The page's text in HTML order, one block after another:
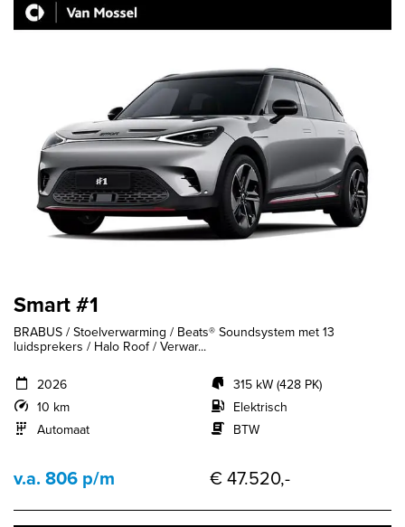
Smart #1
BRABUS / Stoelverwarming / Beats® Soundsystem met 13
luidsprekers / Halo Roof / Verwar...
2026
10 km
Automaat
315 kW (428 PK)
Elektrisch
BTW
v.a. 806 p/m € 47.520,-